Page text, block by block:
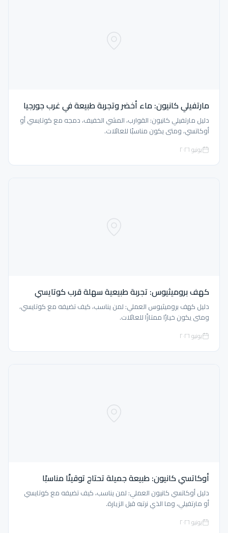
مارتفيلي كانيون: ماء أخضر وتجربة طبيعة في غرب جورجيا
دليل مارتفيلي كانيون: القوارب، المشي الخفيف، دمجه مع كوتايسي أو
أوكاتسي، ومتى يكون مناسبًا للعائلات.
يونيو ٢٠٢٦
كهف بروميثيوس: تجربة طبيعية سهلة قرب كوتايسي
دليل كهف بروميثيوس العملي: لمن يناسب، كيف تضيفه مع كوتايسي،
ومتى يكون خيارًا ممتازًا للعائلات.
يونيو ٢٠٢٦
أوكاتسي كانيون: طبيعة جميلة تحتاج توقيتًا مناسبًا
دليل أوكاتسي كانيون العملي: لمن يناسب، كيف تضيفه مع كوتايسي
أو مارتفيلي، وما الذي نرتبه قبل الزيارة.
يونيو ٢٠٢٦